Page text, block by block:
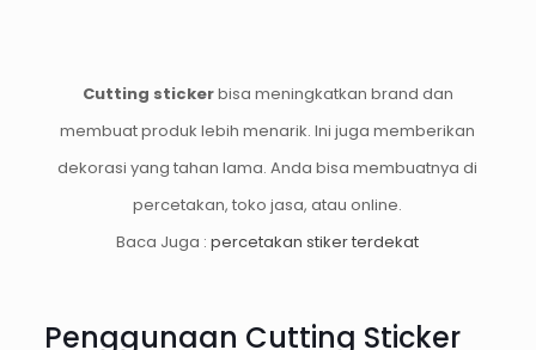
Cutting stickerbisa meningkatkan brand dan
membuat produk lebih menarik. Ini juga memberikan
dekorasi yang tahan lama. Anda bisa membuatnya di
percetakan, toko jasa, atau online.
Baca Juga :percetakan stiker terdekat
Penggunaan Cutting Sticker